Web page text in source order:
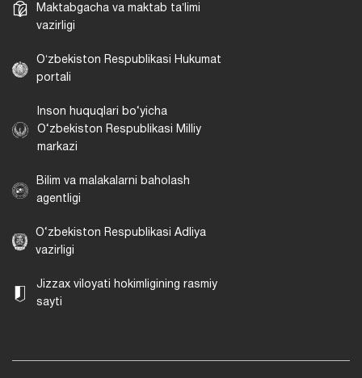
Maktabgacha va maktab taʼlimi
vazirligi
Oʻzbekiston Respublikasi Hukumat
portali
Inson huquqlari bo‘yicha
O‘zbekiston Respublikasi Milliy
markazi
Bilim va malakalarni baholash
agentligi
O‘zbekiston Respublikasi Adliya
vazirligi
Jizzax viloyati hokimligining rasmiy
sayti